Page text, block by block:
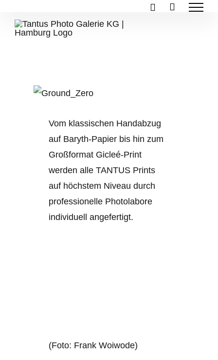
Inhalt
springen
Vom klassischen Handabzug
auf Baryth-Papier bis hin zum
Großformat Gicleé-Print
werden alle TANTUS Prints
auf höchstem Niveau durch
professionelle Photolabore
individuell angefertigt.
(Foto: Frank Woiwode)